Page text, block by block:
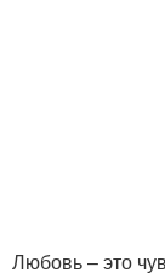
Любовь – это